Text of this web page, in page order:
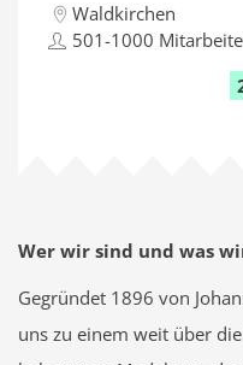
Waldkirchen
501-1000
Wer wir sind und was
Gegründet 1896 von
uns zu einem weit über